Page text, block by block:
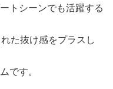
トシーンでも活躍する
た抜け感をプラスし
です。